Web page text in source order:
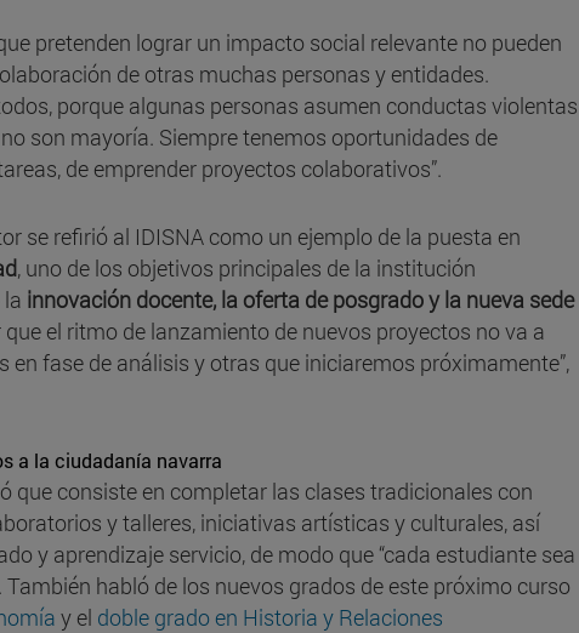
pretenden lograr un impacto social relevante no pueden
de otras muchas personas y entidades.
porque algunas personas asumen conductas violentas
son mayoría. Siempre tenemos oportunidades de
de emprender proyectos colaborativos”.
se refirió al IDISNA como un ejemplo de la puesta en
, uno de los objetivos principales de la institución
innovación docente, la oferta de posgrado y la nueva sede
que el ritmo de lanzamiento de nuevos proyectos no va a
en fase de análisis y otras que iniciaremos próximamente”,
a la ciudadanía navarra
que consiste en completar las clases tradicionales con
y talleres, iniciativas artísticas y culturales, así
y aprendizaje servicio, de modo que “cada estudiante sea
habló de los nuevos grados de este próximo curso
y el doble grado en Historia y Relaciones